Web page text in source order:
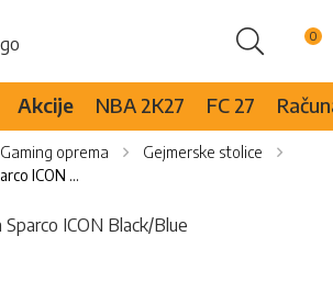
Pretraži
Skip
Content
Akcije NBA 2K27 FC 27
Gaming oprema
Gejmerske stolice
Gejmerska stolica Sparco ICON Black/Blue